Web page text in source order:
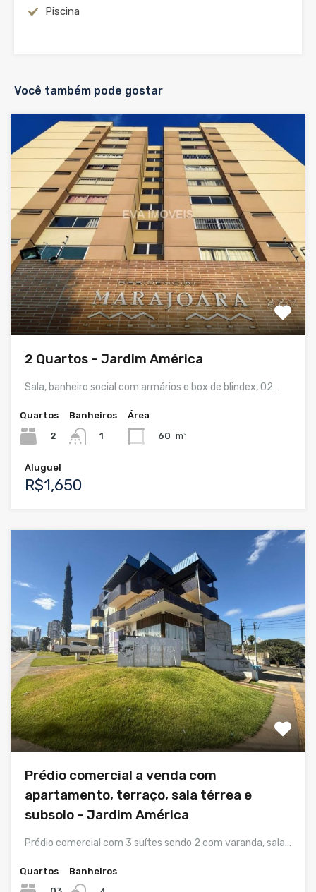
Piscina
Você também pode gostar
2 Quartos – Jardim América
Sala, banheiro social com armários e box de blindex, 02…
Quartos
2
Banheiros
1
Área
60 m²
Aluguel
R$1,650
Prédio comercial a venda com
apartamento, terraço, sala térrea e
subsolo – Jardim América
Prédio comercial com 3 suítes sendo 2 com varanda, sala…
Quartos
Banheiros